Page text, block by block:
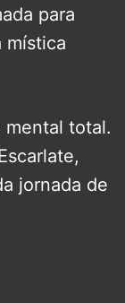
para
mística
total.
jornada de